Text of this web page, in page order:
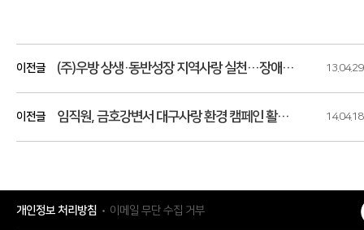
이전글 (주)우방 상생·동반성장 지역사랑 실천…장애인 근로사업장 공간 제공 13.04.29
이전글 임직원, 금호강변서 대구사랑 환경 캠페인 활동 펼쳐 14.04.18
개인정보 처리방침 이메일 무단 수집 거부